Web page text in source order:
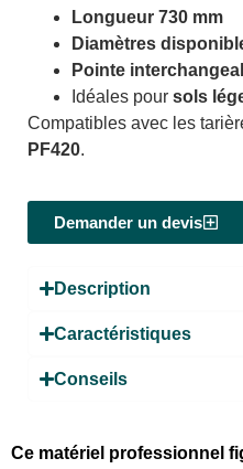
Longueur 730 mm
Diamètres
Pointe
Idéales pour sols
Compatibles avec les
PF420.
Demander un devis
Description
Caractéristiques
Conseils
Ce matériel professionnel